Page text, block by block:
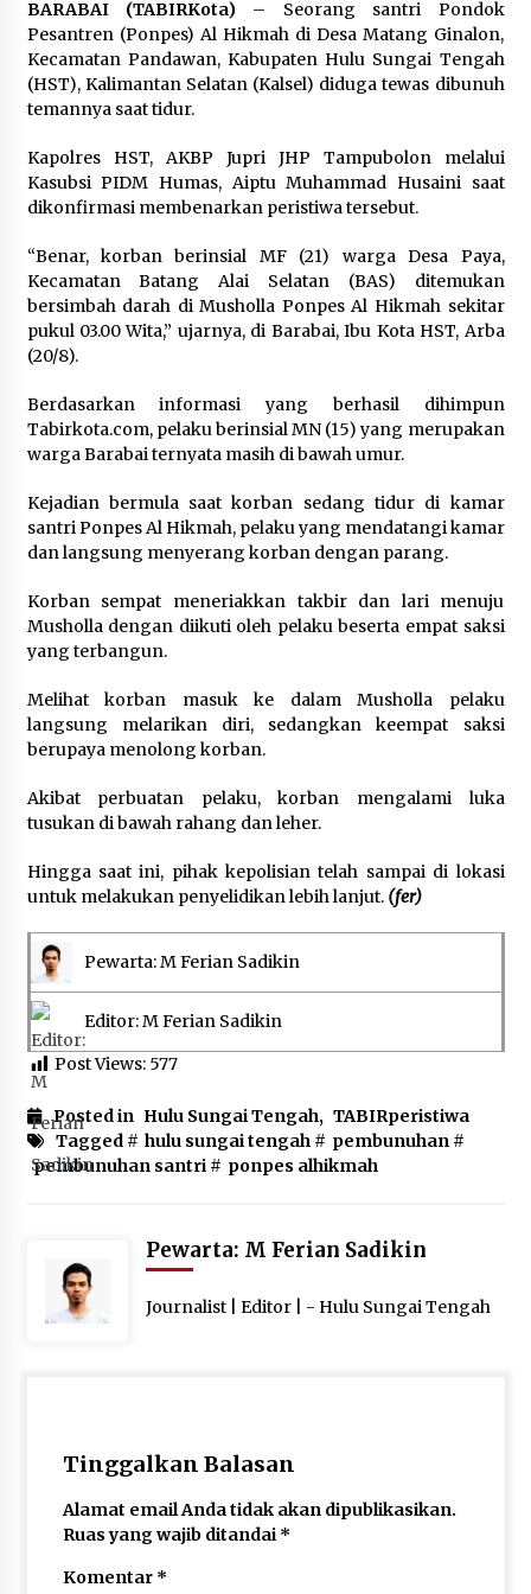
Pimpin Kunker ke Pemkab Gunung Kidul
Agustus 5, 2026
Eksekusi Putusan PN, Kejari Kotabaru Setor
PNBP 400 Juta dari Kasus Tambang Ilegal
Hadiri Forum Komunikasi dan Kemitraan BPJS,
Sekda Tapin Komitmen Tingkatkan Layanan
Agustus 4, 2026
Kejari HST Musnahkan Barang Bukti 27 Perkara
Inkracht van Gewisjde
Pelajar di HST Musnahkan Barang Bukti
Kejaksaan, Ada Apa?
Agustus 4, 2026
BARABAI (TABIRKota) – Seorang santri Pondok
Pesantren (Ponpes) Al Hikmah di Desa Matang Ginalon,
Kecamatan Pandawan, Kabupaten Hulu Sungai Tengah
(HST), Kalimantan Selatan (Kalsel) diduga tewas dibunuh
temannya saat tidur.
Kapolres HST, AKBP Jupri JHP Tampubolon melalui
Kasubsi PIDM Humas, Aiptu Muhammad Husaini saat
dikonfirmasi membenarkan peristiwa tersebut.
“Benar, korban berinsial MF (21) warga Desa Paya,
Kecamatan Batang Alai Selatan (BAS) ditemukan
bersimbah darah di Musholla Ponpes Al Hikmah sekitar
pukul 03.00 Wita,” ujarnya, di Barabai, Ibu Kota HST, Arba
(20/8).
Berdasarkan informasi yang berhasil dihimpun
Tabirkota.com, pelaku berinsial MN (15) yang merupakan
warga Barabai ternyata masih di bawah umur.
Kejadian bermula saat korban sedang tidur di kamar
santri Ponpes Al Hikmah, pelaku yang mendatangi kamar
dan langsung menyerang korban dengan parang.
Korban sempat meneriakkan takbir dan lari menuju
Musholla dengan diikuti oleh pelaku beserta empat saksi
yang terbangun.
Melihat korban masuk ke dalam Musholla pelaku
langsung melarikan diri, sedangkan keempat saksi
berupaya menolong korban.
Akibat perbuatan pelaku, korban mengalami luka
tusukan di bawah rahang dan leher.
Hingga saat ini, pihak kepolisian telah sampai di lokasi
untuk melakukan penyelidikan lebih lanjut. (fer)
Pewarta: M Ferian Sadikin
Editor: M Ferian Sadikin
Post Views: 577
Posted in Hulu Sungai Tengah, TABIRperistiwa
Tagged # hulu sungai tengah # pembunuhan #
pembunuhan santri# ponpes alhikmah
Pewarta: M Ferian Sadikin
Journalist | Editor | - Hulu Sungai Tengah
Tinggalkan Balasan
Alamat email Anda tidak akan dipublikasikan.
Ruas yang wajib ditandai *
Komentar *